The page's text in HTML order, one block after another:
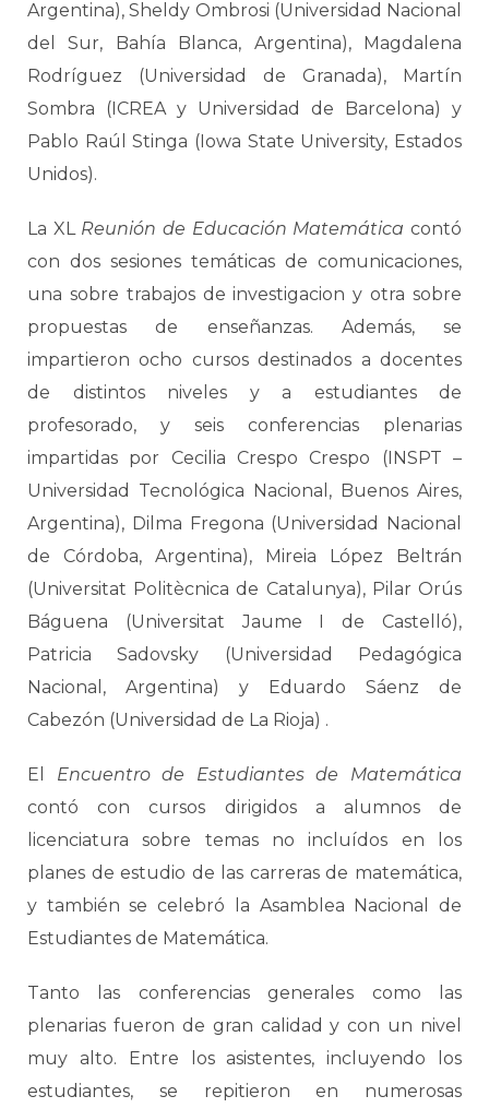
Argentina), Sheldy Ombrosi (Universidad Nacional
del Sur, Bahía Blanca, Argentina), Magdalena
Rodríguez (Universidad de Granada), Martín
Sombra (ICREA y Universidad de Barcelona) y
Pablo Raúl Stinga (Iowa State University, Estados
Unidos).
La XL Reunión de Educación Matemática contó
con dos sesiones temáticas de comunicaciones,
una sobre trabajos de investigacion y otra sobre
propuestas de enseñanzas. Además, se
impartieron ocho cursos destinados a docentes
de distintos niveles y a estudiantes de
profesorado, y seis conferencias plenarias
impartidas por Cecilia Crespo Crespo (INSPT –
Universidad Tecnológica Nacional, Buenos Aires,
Argentina), Dilma Fregona (Universidad Nacional
de Córdoba, Argentina), Mireia López Beltrán
(Universitat Politècnica de Catalunya), Pilar Orús
Báguena (Universitat Jaume I de Castelló),
Patricia Sadovsky (Universidad Pedagógica
Nacional, Argentina) y Eduardo Sáenz de
Cabezón (Universidad de La Rioja) .
El Encuentro de Estudiantes de Matemática
contó con cursos dirigidos a alumnos de
licenciatura sobre temas no incluídos en los
planes de estudio de las carreras de matemática,
y también se celebró la Asamblea Nacional de
Estudiantes de Matemática.
Tanto las conferencias generales como las
plenarias fueron de gran calidad y con un nivel
muy alto. Entre los asistentes, incluyendo los
estudiantes, se repitieron en numerosas